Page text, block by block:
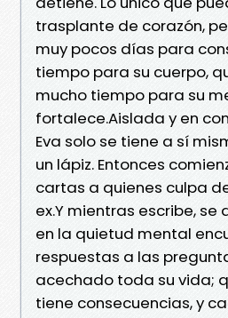
trasplante de corazón,
muy pocos días para
tiempo para su cuerpo,
mucho tiempo para su
fortalece.Aislada y en
Eva solo se tiene a sí
un lápiz. Entonces
cartas a quienes culpa
ex.Y mientras escribe,
en la quietud mental
respuestas a las
acechado toda su vida;
tiene consecuencias, y